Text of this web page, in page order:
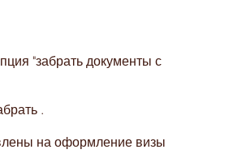
"забрать документы с
.
на оформление визы